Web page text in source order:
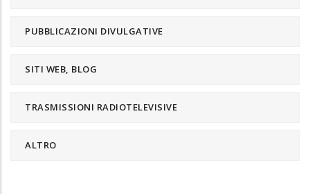
PUBBLICAZIONI DIVULGATIVE
SITI WEB, BLOG
TRASMISSIONI RADIOTELEVISIVE
ALTRO